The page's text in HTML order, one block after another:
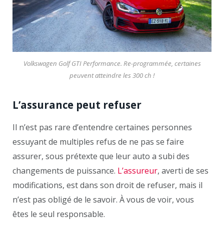
Volkswagen Golf GTI Performance. Re-programmée, certaines
peuvent atteindre les 300 ch !
L’assurance peut refuser
Il n’est pas rare d’entendre certaines personnes
essuyant de multiples refus de ne pas se faire
assurer, sous prétexte que leur auto a subi des
changements de puissance. L’assureur, averti de ses
modifications, est dans son droit de refuser, mais il
n’est pas obligé de le savoir. À vous de voir, vous
êtes le seul responsable.